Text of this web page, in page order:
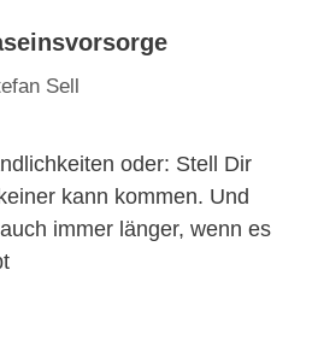
Sell
oder: Stell Dir
kann kommen. Und
immer länger, wenn es